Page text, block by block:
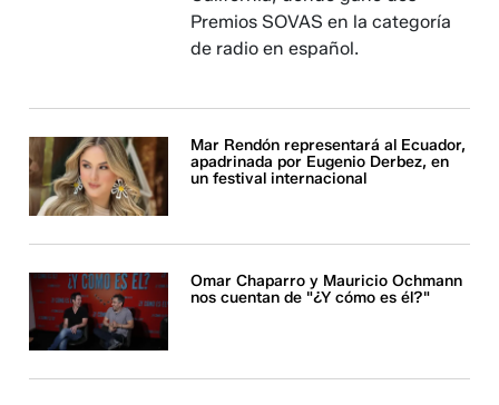
Premios SOVAS en la categoría
de radio en español.
Mar Rendón representará al Ecuador,
apadrinada por Eugenio Derbez, en
un festival internacional
Omar Chaparro y Mauricio Ochmann
nos cuentan de "¿Y cómo es él?"